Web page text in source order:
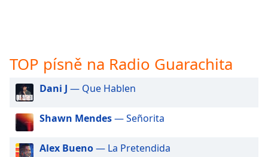
selected
Audio
Track
Picture-
in-
Fullscreen
TOP písně na Radio Guarachita
Dani J — Que Hablen
Shawn Mendes— Señorita
Alex Bueno— La Pretendida